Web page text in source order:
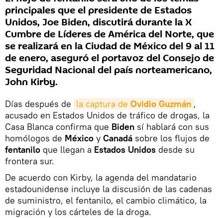
principales que el presidente de Estados
Unidos, Joe Biden, discutirá durante la X
Cumbre de Líderes de América del Norte, que
se realizará en la Ciudad de México del 9 al 11
de enero, aseguró el portavoz del Consejo de
Seguridad Nacional del país norteamericano,
John Kirby.
Días después de la captura de Ovidio Guzmán ,
acusado en Estados Unidos de tráfico de drogas, la
Casa Blanca confirma que Biden sí hablará con sus
homólogos de México y Canadá sobre los flujos de
fentanilo que llegan a Estados Unidos desde su
frontera sur.
De acuerdo con Kirby, la agenda del mandatario
estadounidense incluye la discusión de las cadenas
de suministro, el fentanilo, el cambio climático, la
migración y los cárteles de la droga.